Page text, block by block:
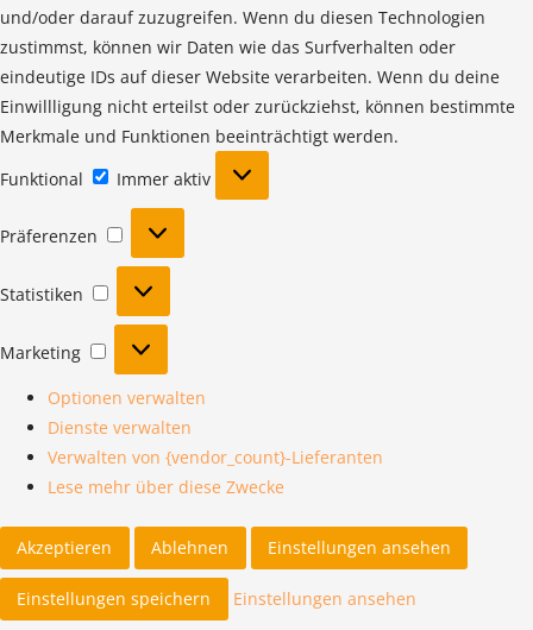
und/oder darauf zuzugreifen. Wenn du diesen Technologien
zustimmst, können wir Daten wie das Surfverhalten oder
eindeutige IDs auf dieser Website verarbeiten. Wenn du deine
Einwillligung nicht erteilst oder zurückziehst, können bestimmte
Merkmale und Funktionen beeinträchtigt werden.
Funktional
Immer aktiv
Präferenzen
Präferenzen
Statistiken
Statistiken
Marketing
Marketing
Optionen verwalten
Dienste verwalten
Verwalten von {vendor_count}-Lieferanten
Lese mehr über diese Zwecke
Akzeptieren Ablehnen Einstellungen ansehen
Einstellungen speichern
Einstellungen ansehen